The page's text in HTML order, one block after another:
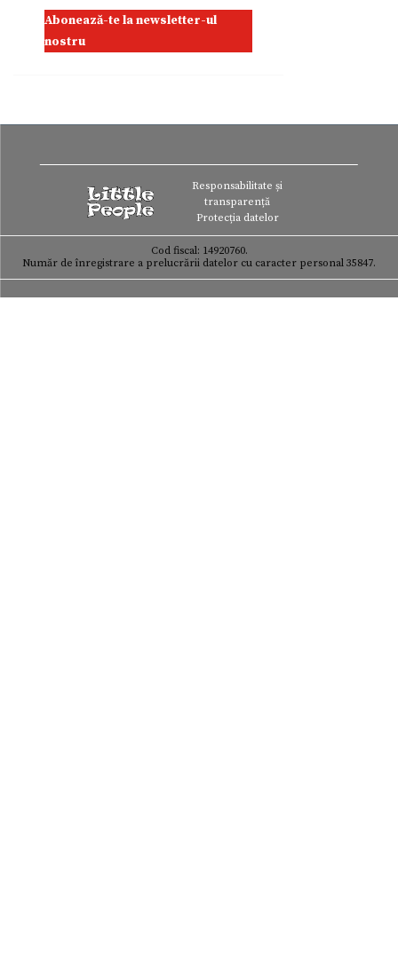
Abonează-te la newsletter-ul
nostru
Responsabilitate și
transparență
Protecția datelor
Cod fiscal: 14920760.
Număr de înregistrare a prelucrării datelor cu caracter personal 35847.